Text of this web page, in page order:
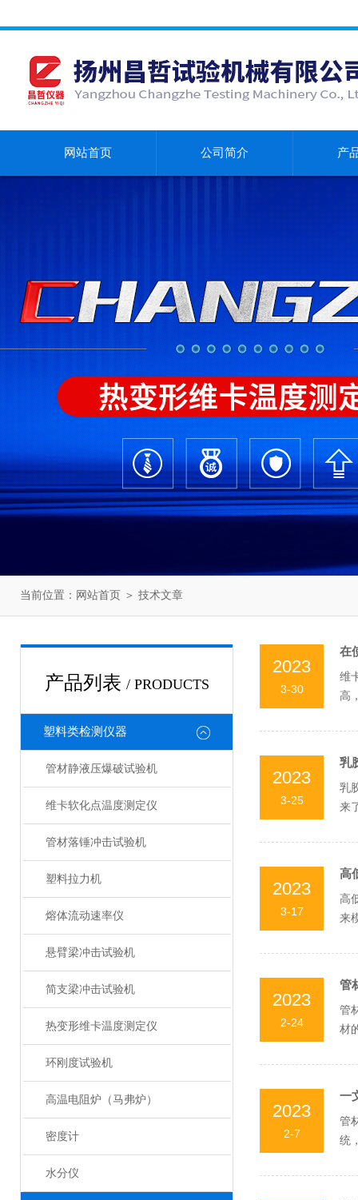
网站首页 公司简介 产
当前位置： 网站首页 ＞ 技术文章
产品列表 / PRODUCTS
塑料类检测仪器
管材静液压爆破试验机
维卡软化点温度测定仪
管材落锤冲击试验机
塑料拉力机
熔体流动速率仪
悬臂梁冲击试验机
简支梁冲击试验机
热变形维卡温度测定仪
环刚度试验机
高温电阻炉（马弗炉）
密度计
水分仪
2023
3-30
在
维
高
2023
3-25
乳
乳
来
2023
3-17
高
高
来
2023
2-24
管
管
材
2023
2-7
一
管
统